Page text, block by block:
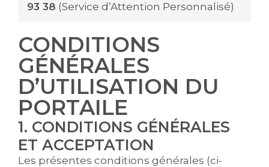
93 38 (Service d’Attention Personnalisé)
CONDITIONS
GÉNÉRALES
D’UTILISATION DU
PORTAILE
1. CONDITIONS GÉNÉRALES
ET ACCEPTATION
Les présentes conditions générales (ci-